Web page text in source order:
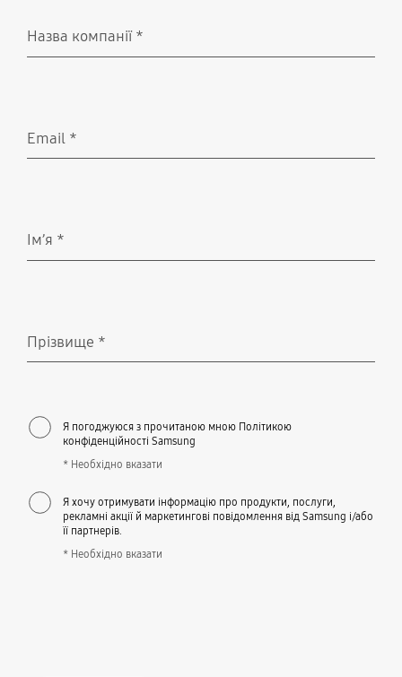
Назва компанії*
Email *
Ім’я *
Прізвище *
Я погоджуюся з прочитаною мною Політикою
конфіденційності Samsung
* Необхідно вказати
Я хочу отримувати інформацію про продукти, послуги,
рекламні акції й маркетингові повідомлення від Samsung і/або
її партнерів.
* Необхідно вказати